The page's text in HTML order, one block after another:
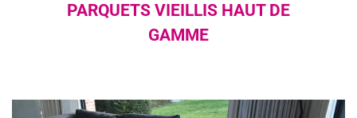
PARQUETS VIEILLIS HAUT DE
GAMME